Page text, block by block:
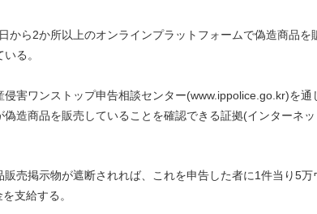
ら2か所以上のオンラインプラットフォームで偽造商品を
る。
害ワンストップ申告相談センター(www.ippolice.go.kr)を通
偽造商品を販売していることを確認できる証拠(インターネ
売掲示物が遮断されれば、これを申告した者に1件当り5
支給する。